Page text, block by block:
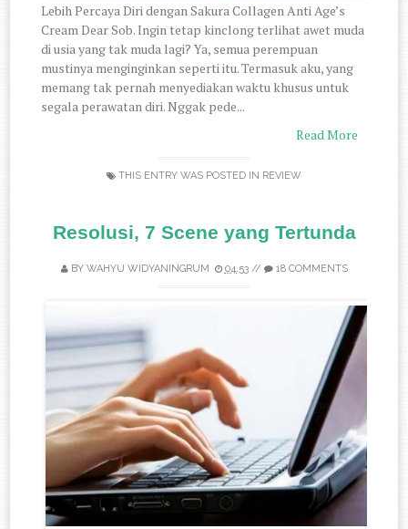
Lebih Percaya Diri dengan Sakura Collagen Anti Age’s
Cream Dear Sob. Ingin tetap kinclong terlihat awet muda
di usia yang tak muda lagi? Ya, semua perempuan
mustinya menginginkan seperti itu. Termasuk aku, yang
memang tak pernah menyediakan waktu khusus untuk
segala perawatan diri. Nggak pede...
Read More
THIS ENTRY WAS POSTED IN REVIEW
Resolusi, 7 Scene yang Tertunda
BY WAHYU WIDYANINGRUM 04.53// 18 COMMENTS